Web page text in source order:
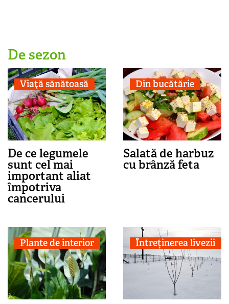
De sezon
Viaţă sănătoasă
De ce legumele
sunt cel mai
important aliat
împotriva
cancerului
Din bucătărie
Salată de harbuz
cu brânză feta
Plante de interior Întreținerea livezii